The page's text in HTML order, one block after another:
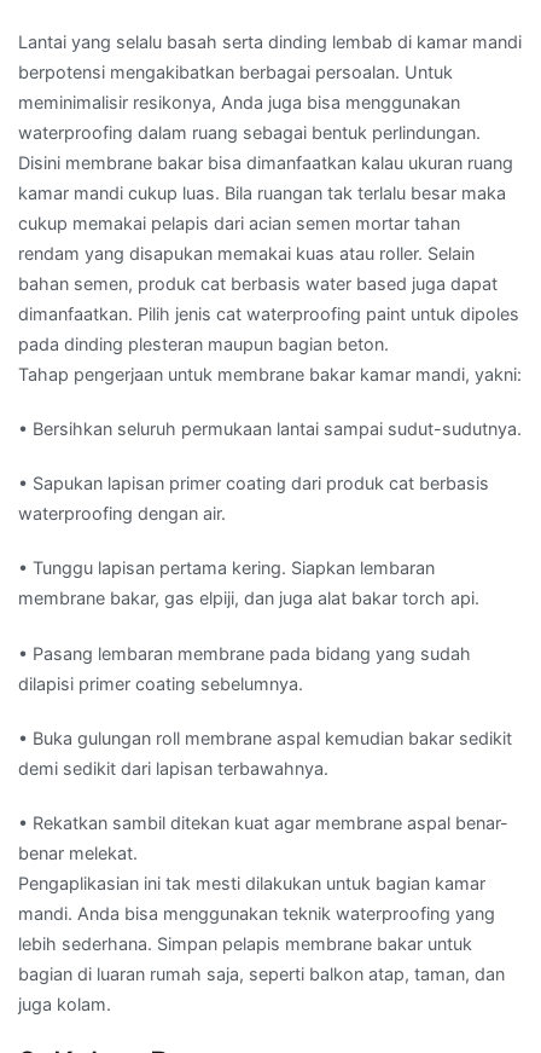
Lantai yang selalu basah serta dinding lembab di kamar mandi
berpotensi mengakibatkan berbagai persoalan. Untuk
meminimalisir resikonya, Anda juga bisa menggunakan
waterproofing dalam ruang sebagai bentuk perlindungan.
Disini membrane bakar bisa dimanfaatkan kalau ukuran ruang
kamar mandi cukup luas. Bila ruangan tak terlalu besar maka
cukup memakai pelapis dari acian semen mortar tahan
rendam yang disapukan memakai kuas atau roller. Selain
bahan semen, produk cat berbasis water based juga dapat
dimanfaatkan. Pilih jenis cat waterproofing paint untuk dipoles
pada dinding plesteran maupun bagian beton.
Tahap pengerjaan untuk membrane bakar kamar mandi, yakni:
• Bersihkan seluruh permukaan lantai sampai sudut-sudutnya.
• Sapukan lapisan primer coating dari produk cat berbasis
waterproofing dengan air.
• Tunggu lapisan pertama kering. Siapkan lembaran
membrane bakar, gas elpiji, dan juga alat bakar torch api.
• Pasang lembaran membrane pada bidang yang sudah
dilapisi primer coating sebelumnya.
• Buka gulungan roll membrane aspal kemudian bakar sedikit
demi sedikit dari lapisan terbawahnya.
• Rekatkan sambil ditekan kuat agar membrane aspal benar-
benar melekat.
Pengaplikasian ini tak mesti dilakukan untuk bagian kamar
mandi. Anda bisa menggunakan teknik waterproofing yang
lebih sederhana. Simpan pelapis membrane bakar untuk
bagian di luaran rumah saja, seperti balkon atap, taman, dan
juga kolam.